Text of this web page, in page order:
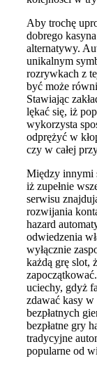
Aby trochę
dobrego
alternatywy.
unikalnym
rozrywkach z
być może
Stawiając
lękać się, iż
wykorzysta
odprężyć w
czy w całej
Między innymi
iż zupełnie
serwisu
rozwijania
hazard
odwiedzenia
wyłącznie
każdą grę slot,
uciechy, gdyż
zdawać kasy
bezpłatnych
bezpłatne gry
tradycyjne
popularne od